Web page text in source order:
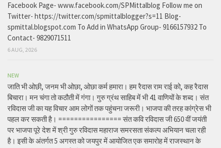
Facebook Page- www.facebook.com/SPMittalblog Follow me on
Twitter- https://twitter.com/spmittalblogger?s=11 Blog-
spmittal.blogspot.com To Add in WhatsApp Group- 9166157932 To
Contact- 9829071511
6 AUG, 2026
NEW
जाति भी ओछी, जनम भी ओछा, ओछा कर्म हमारा। हम रैदास राम राई को, कह रैदास
बिचारा। मन चंगा तो कठौती में गंगा। गुरु ग्रंथ साहिब में भी 41 वाणियों के शब्द। संत
रविदास जी का यह विचार आम लोगों तक पहुंचना जरूरी। भाजपा की तरह कांग्रेस भी
पहल कर सकती है। ================ संत कवि रविदास जी 650 वीं जयंती
पर भाजपा पूरे देश में श्री गुरु रविदास महाराज समरसता संकल्प अभियान चला रही
है। इसी के अंतर्गत 5 अगस्त को जयपुर में आयोजित एक समारोह में राजस्थान के